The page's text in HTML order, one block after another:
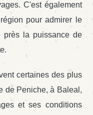
C'est également
pour admirer le
près la puissance de
certaines des plus
de Peniche, à Baleal,
et ses conditions